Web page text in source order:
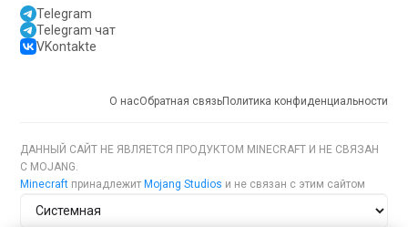
Telegram
Telegram чат
VKontakte
О насОбратная связьПолитика конфиденциальности
ДАННЫЙ САЙТ НЕ ЯВЛЯЕТСЯ ПРОДУКТОМ MINECRAFT И НЕ СВЯЗАН
С MOJANG.
Minecraft принадлежит Mojang Studios и не связан с этим сайтом
Тема сайта